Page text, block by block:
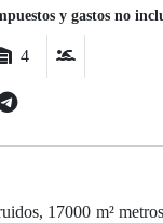
y gastos no
4
17000 m²